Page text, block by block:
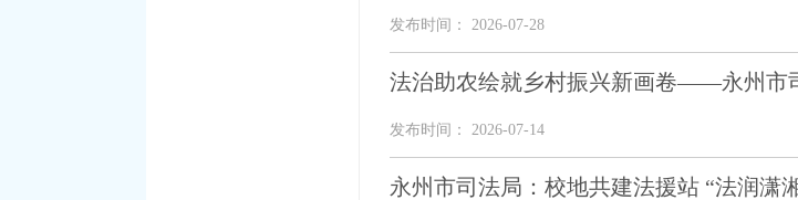
发布时间： 2026-07-28
法治助农绘就乡村振兴新画卷——永州市
发布时间： 2026-07-14
永州市司法局：校地共建法援站 “法润潇